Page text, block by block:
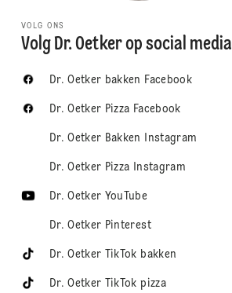
VOLG ONS
Volg Dr. Oetker op social media
Dr. Oetker bakken Facebook
Dr. Oetker Pizza Facebook
Dr. Oetker Bakken Instagram
Dr. Oetker Pizza Instagram
Dr. Oetker YouTube
Dr. Oetker Pinterest
Dr. Oetker TikTok bakken
Dr. Oetker TikTok pizza